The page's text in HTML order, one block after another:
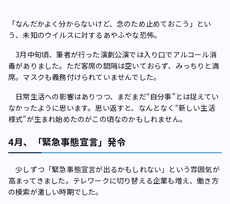
「なんだかよく分からないけど、念のため止めておこう」とい
う、未知のウイルスに対するあやふやな恐怖。
3月中旬頃、筆者が行った演劇公演では入り口でアルコール消
毒がありました。ただ客席の間隔は空いておらず、みっちりと満
席。マスクも義務付けられていませんでした。
日常生活への影響はありつつ、まだまだ“自分事”とは捉えてい
なかったように思います。思い返すと、なんとなく“新しい生活
様式”が生まれ始めたのがこの頃なのかもしれません。
4月、「緊急事態宣言」発令
少しずつ「緊急事態宣言が出るかもしれない」という雰囲気が
高まってきました。テレワークに切り替える企業も増え、働き方
の模索が激しい時期でした。